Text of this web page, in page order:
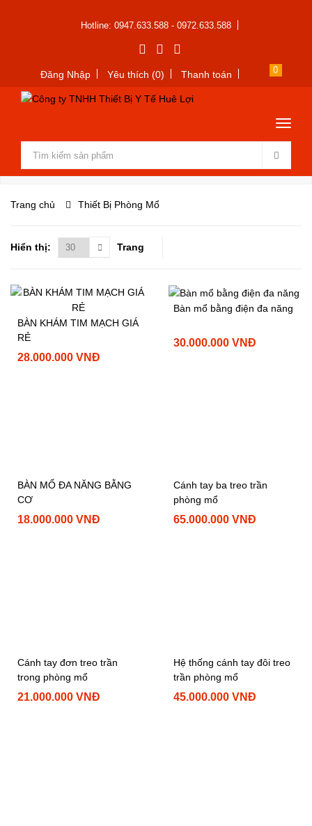
Hotline: 0947.633.588 - 0972.633.588
Đăng Nhập Yêu thích (0) Thanh toán 0
Trang chủ Thiết Bị Phòng Mổ
Hiển thị: Trang
BÀN KHÁM TIM MẠCH GIÁ
RẺ
28.000.000 VNĐ
Bàn mổ bằng điện đa năng
30.000.000 VNĐ
BÀN MỔ ĐA NĂNG BẰNG
CƠ
Cánh tay ba treo trần
phòng mổ
65.000.000 VNĐ
Cánh tay đơn treo trần
trong phòng mổ
21.000.000 VNĐ
Hệ thống cánh tay đôi treo
trần phòng mổ
45.000.000 VNĐ